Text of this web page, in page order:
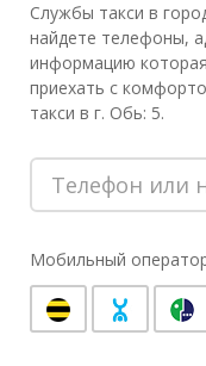
Службы такси в
найдете телефоны,
информацию
приехать с
такси в г. Обь: 5.
Мобильный